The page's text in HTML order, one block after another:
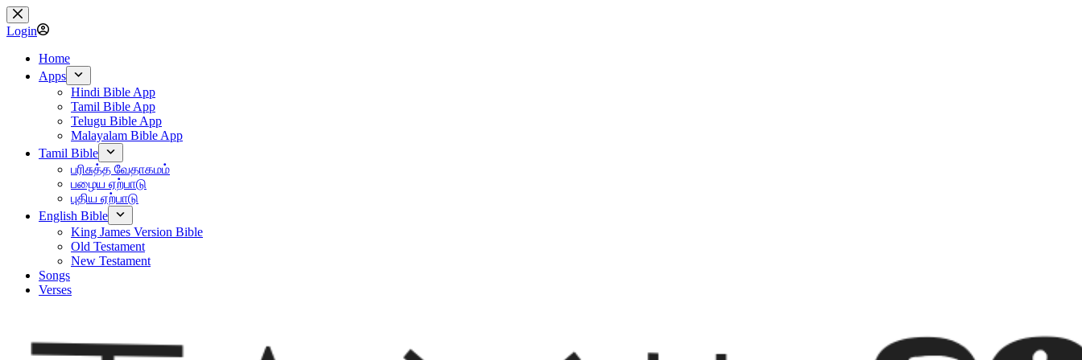
Skip
to
content
Login
Home
Apps
Hindi Bible App
Tamil Bible App
Telugu Bible App
Malayalam Bible App
Tamil Bible
பரிசுத்த வேதாகமம்
பழைய ஏற்பாடு
புதிய ஏற்பாடு
English Bible
King James Version Bible
Old Testament
New Testament
Songs
Verses